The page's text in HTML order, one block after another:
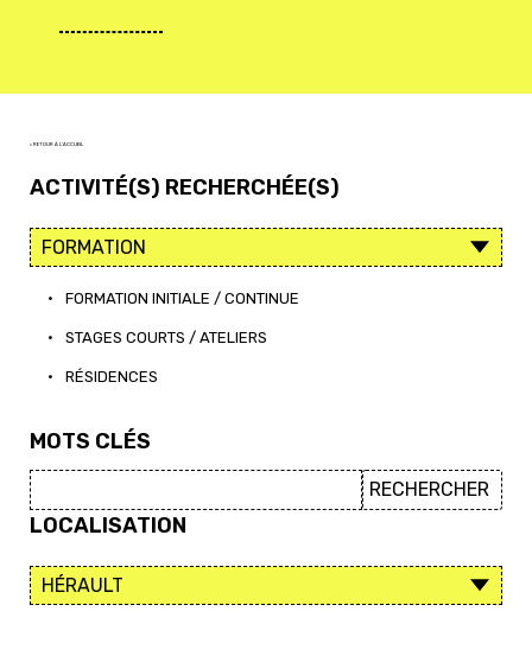
< RETOUR À L'ACCUEIL
ACTIVITÉ(S) RECHERCHÉE(S)
• FORMATION INITIALE / CONTINUE
• STAGES COURTS / ATELIERS
• RÉSIDENCES
MOTS CLÉS
LOCALISATION